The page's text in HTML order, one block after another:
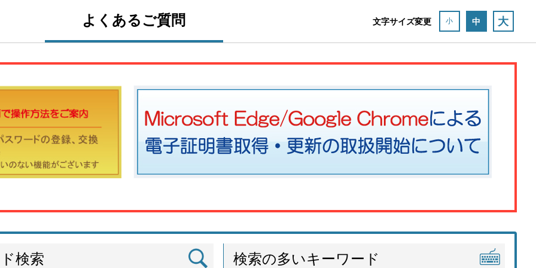
よくあるご質問 文字サイズ変更 小 中 大
検索 検索の多いキーワード